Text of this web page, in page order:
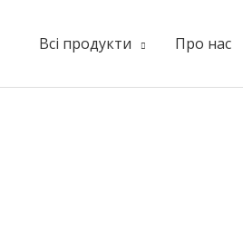
Всі продукти Про нас